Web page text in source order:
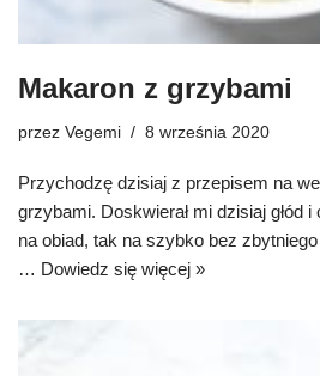
Makaron z grzybami
przez Vegemi 8 września 2020
Przychodzę dzisiaj z przepisem na
grzybami. Doskwierał mi dzisiaj głód
na obiad, tak na szybko bez
… Dowiedz się więcej »